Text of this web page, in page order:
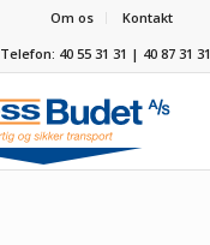
Om os
Kontakt
Telefon: 40 55 31 31 | 40 87 31 31